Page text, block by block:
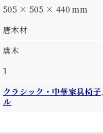
505 × 505 × 440 mm
唐木材
唐木
1
クラシック・中華家具椅子,
ル